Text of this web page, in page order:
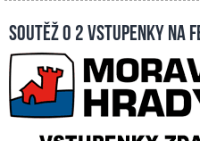
Soutěž o 2 vstupenky na